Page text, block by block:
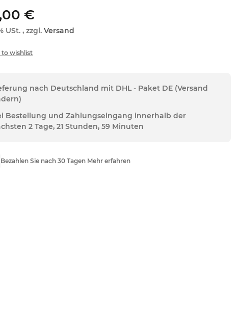
€
USt. , zzgl.Versand
nach Deutschland mit DHL - Paket DE (Versand
Bestellung und Zahlungseingang innerhalb der
2 Tage, 21 Stunden, 59 Minuten
Bezahlen Sie nach 30 Tagen Mehr erfahren